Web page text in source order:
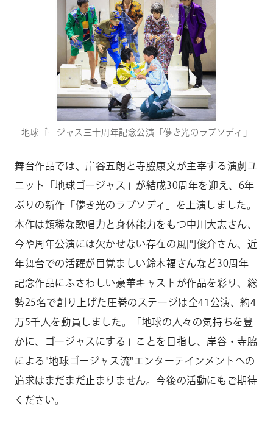
地球ゴージャス三十周年記念公演「儚き光のラプソディ」
舞台作品では、岸谷五朗と寺脇康文が主宰する演劇ユ
ニット「地球ゴージャス」が結成30周年を迎え、 6年
ぶりの新作「儚き光のラプソディ」を上演しました。
本作は類稀な歌唱力と身体能力をもつ中川大志さん、
今や周年公演には欠かせない存在の風間俊介さん、近
年舞台での活躍が目覚ましい鈴木福さんなど30周年
記念作品にふさわしい豪華キャストが作品を彩り、総
勢25名で創り上げた圧巻のステージは全41 公演、約4
万 5千人を動員しました。「地球の人々の気持ちを豊
かに、ゴージャスにする」ことを目指し、岸谷・寺脇
による "地球ゴージャス流" エンターテインメントへの
追求はまだまだ止まりません。今後の活動にもご期待
ください。